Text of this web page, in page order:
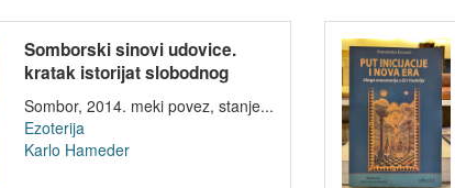
Somborski sinovi udovice.
kratak istorijat slobodnog
zidarst...
Sombor, 2014. meki povez, stanje...
Ezoterija
Karlo Hameder